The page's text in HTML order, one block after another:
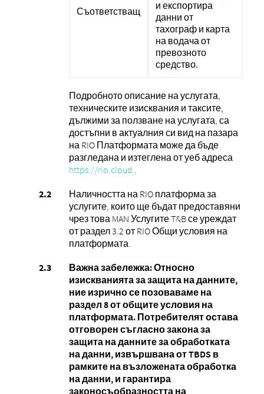
Съответстващ
и експортира
данни от
тахограф и карта
на водача от
превозното
средство.
Подробното описание на услугата,
техническите изисквания и таксите,
дължими за ползване на услугата, са
достъпни в актуалния си вид на пазара
на RIO Платформата може да бъде
разгледана и изтеглена от уеб адреса
https://rio.cloud
Наличността на RIO платформа за
услугите, които ще бъдат предоставяни
чрез това MAN Услугите T&B се уреждат
от раздел 3.2 от RIO Общи условия на
платформата.
Важна забележка: Относно
изискванията за защита на данните,
ние изрично се позоваваме на
раздел 8 от общите условия на
платформата. Потребителят остава
отговорен съгласно закона за
защита на данните за обработката
на данни, извършвана от TBDS в
рамките на възложената обработка
на данни, и гарантира
законосъобразността на